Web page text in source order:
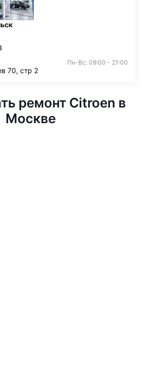
Пн-Вс: 09:00 - 21:00
70, стр 2
ремонт Citroen в
Москве